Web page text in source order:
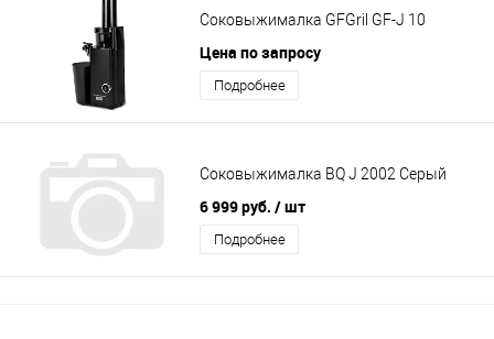
Соковыжималка GFGril GF-J 10
Цена по запросу
Подробнее
Соковыжималка BQ J 2002 Серый
6 999 руб. / шт
Подробнее